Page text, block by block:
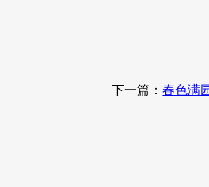
下一篇：春色满